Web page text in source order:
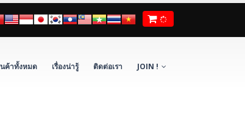
ค้าทั้งหมด เรื่องน่ารู้ ติดต่อเรา JOIN !